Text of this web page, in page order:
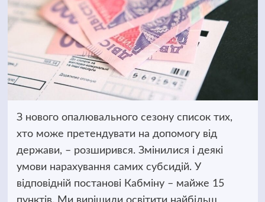
З нового опалювального сезону список тих,
хто може претендувати на допомогу від
держави, – розширився. Змінилися і деякі
умови нарахування самих субсидій. У
відповідній постанові Кабміну – майже 15